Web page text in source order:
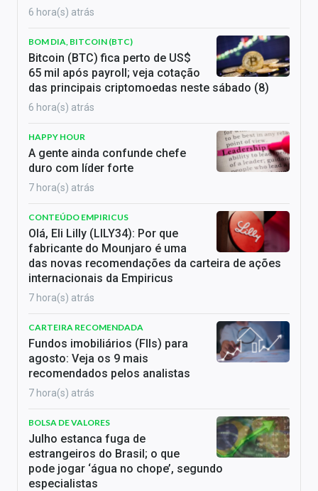
6 hora(s) atrás
BOM DIA, BITCOIN (BTC)
Bitcoin (BTC) fica perto de US$
65 mil após payroll; veja cotação
das principais criptomoedas neste sábado (8)
6 hora(s) atrás
HAPPY HOUR
A gente ainda confunde chefe
duro com líder forte
7 hora(s) atrás
CONTEÚDO EMPIRICUS
Olá, Eli Lilly (LILY34): Por que
fabricante do Mounjaro é uma
das novas recomendações da carteira de ações
internacionais da Empiricus
7 hora(s) atrás
CARTEIRA RECOMENDADA
Fundos imobiliários (FIIs) para
agosto: Veja os 9 mais
recomendados pelos analistas
7 hora(s) atrás
BOLSA DE VALORES
Julho estanca fuga de
estrangeiros do Brasil; o que
pode jogar ‘água no chope’, segundo
especialistas